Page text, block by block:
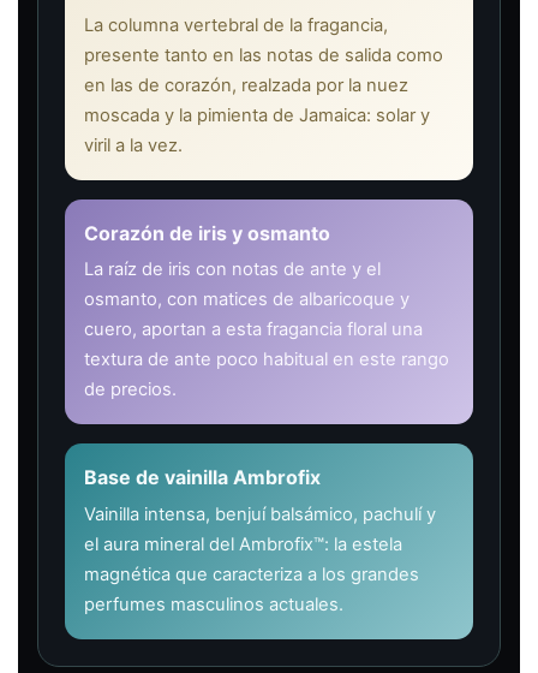
La columna vertebral de la fragancia,
presente tanto en las notas de salida como
en las de corazón, realzada por la nuez
moscada y la pimienta de Jamaica: solar y
viril a la vez.
Corazón de iris y osmanto
La raíz de iris con notas de ante y el
osmanto, con matices de albaricoque y
cuero, aportan a esta fragancia floral una
textura de ante poco habitual en este rango
de precios.
Base de vainilla Ambrofix
Vainilla intensa, benjuí balsámico, pachulí y
el aura mineral del Ambrofix™: la estela
magnética que caracteriza a los grandes
perfumes masculinos actuales.